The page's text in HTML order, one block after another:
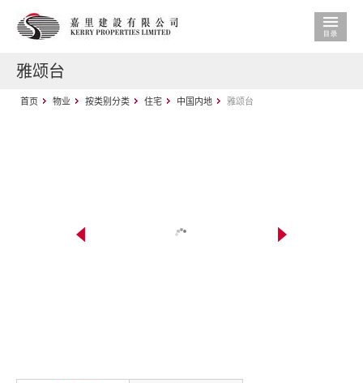
雅颂台
首页 物业 按类别分类 住宅 中国内地 雅颂台